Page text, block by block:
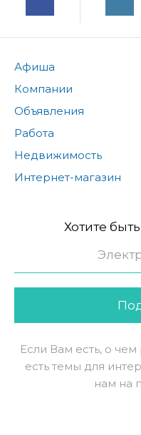
Афиша
Компании
Объявления
Работа
Недвижимость
Интернет-магазин
Хотите
Если Вам есть, о
есть темы для
нам на